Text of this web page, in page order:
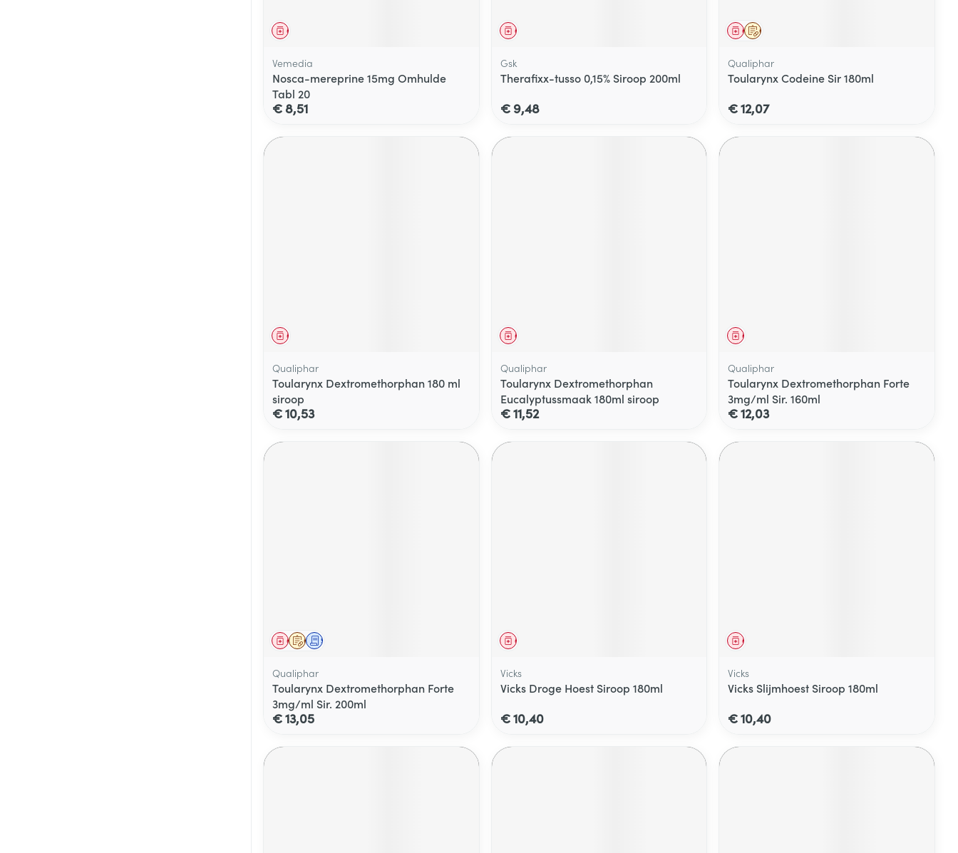
Geneesmiddel
Vemedia
Nosca-mereprine 15mg Omhulde
Tabl 20
€ 8,51
Geneesmiddel
Gsk
Therafixx-tusso 0,15% Siroop 200ml
€ 9,48
Op voorschrift
Geneesmiddel
Qualiphar
Toularynx Codeine Sir 180ml
€ 12,07
Geneesmiddel
Qualiphar
Toularynx Dextromethorphan 180 ml
siroop
€ 10,53
Geneesmiddel
Qualiphar
Toularynx Dextromethorphan
Eucalyptussmaak 180ml siroop
€ 11,52
Geneesmiddel
Qualiphar
Toularynx Dextromethorphan Forte
3mg/ml Sir. 160ml
€ 12,03
Op voorschrift
GeneesmiddelSchriftelijke aanvraag
Qualiphar
Toularynx Dextromethorphan Forte
3mg/ml Sir. 200ml
€ 13,05
Geneesmiddel
Vicks
Vicks Droge Hoest Siroop 180ml
€ 10,40
Geneesmiddel
Vicks
Vicks Slijmhoest Siroop 180ml
€ 10,40